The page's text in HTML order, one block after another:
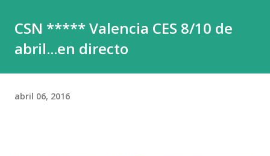
CSN ***** Valencia CES 8/10 de
abril...en directo
abril 06, 2016